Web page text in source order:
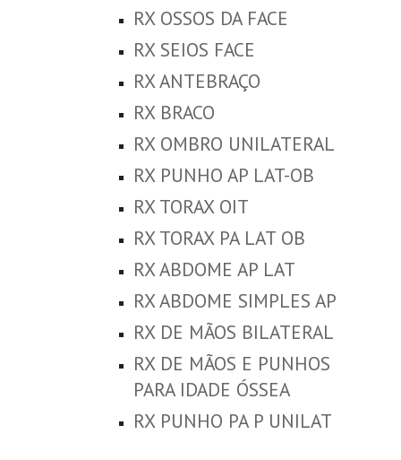
RX OSSOS DA FACE
RX SEIOS FACE
RX ANTEBRAÇO
RX BRACO
RX OMBRO UNILATERAL
RX PUNHO AP LAT-OB
RX TORAX OIT
RX TORAX PA LAT OB
RX ABDOME AP LAT
RX ABDOME SIMPLES AP
RX DE MÃOS BILATERAL
RX DE MÃOS E PUNHOS
PARA IDADE ÓSSEA
RX PUNHO PA P UNILAT